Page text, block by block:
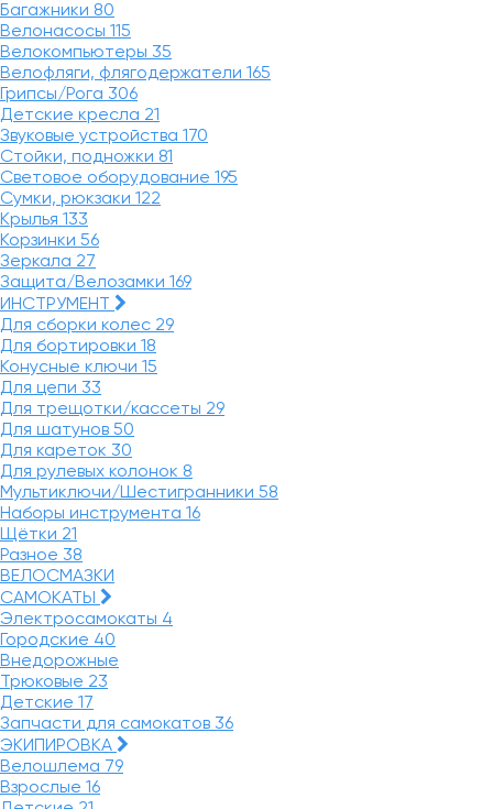
Багажники 80
Велонасосы 115
Велокомпьютеры 35
Велофляги, флягодержатели 165
Грипсы/Рога 306
Детские кресла 21
Звуковые устройства 170
Стойки, подножки 81
Световое оборудование 195
Сумки, рюкзаки 122
Крылья 133
Корзинки 56
Зеркала 27
Защита/Велозамки 169
ИНСТРУМЕНТ
Для сборки колес 29
Для бортировки 18
Конусные ключи 15
Для цепи 33
Для трещотки/кассеты 29
Для шатунов 50
Для кареток 30
Для рулевых колонок 8
Мультиключи/Шестигранники 58
Наборы инструмента 16
Щётки 21
Разное 38
ВЕЛОСМАЗКИ
САМОКАТЫ
Электросамокаты 4
Городские 40
Внедорожные
Трюковые 23
Детские 17
Запчасти для самокатов 36
ЭКИПИРОВКА
Велошлема 79
Взрослые 16